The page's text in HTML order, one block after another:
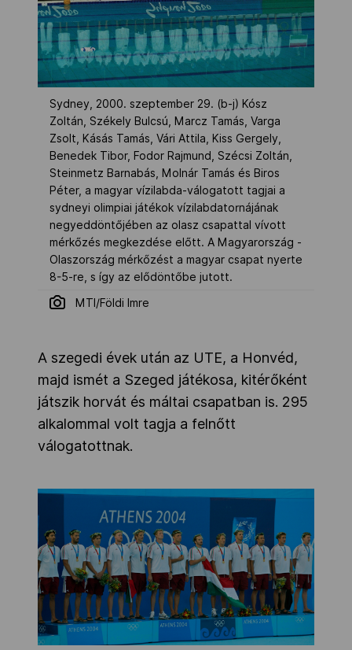
Sydney, 2000. szeptember 29. (b-j) Kósz
Zoltán, Székely Bulcsú, Marcz Tamás, Varga
Zsolt, Kásás Tamás, Vári Attila, Kiss Gergely,
Benedek Tibor, Fodor Rajmund, Szécsi Zoltán,
Steinmetz Barnabás, Molnár Tamás és Biros
Péter, a magyar vízilabda-válogatott tagjai a
sydneyi olimpiai játékok vízilabdatornájának
negyeddöntőjében az olasz csapattal vívott
mérkőzés megkezdése előtt. A Magyarország -
Olaszország mérkőzést a magyar csapat nyerte
8-5-re, s így az elődöntőbe jutott.
MTI/Földi Imre
A szegedi évek után az UTE, a Honvéd,
majd ismét a Szeged játékosa, kitérőként
játszik horvát és máltai csapatban is. 295
alkalommal volt tagja a felnőtt
válogatottnak.